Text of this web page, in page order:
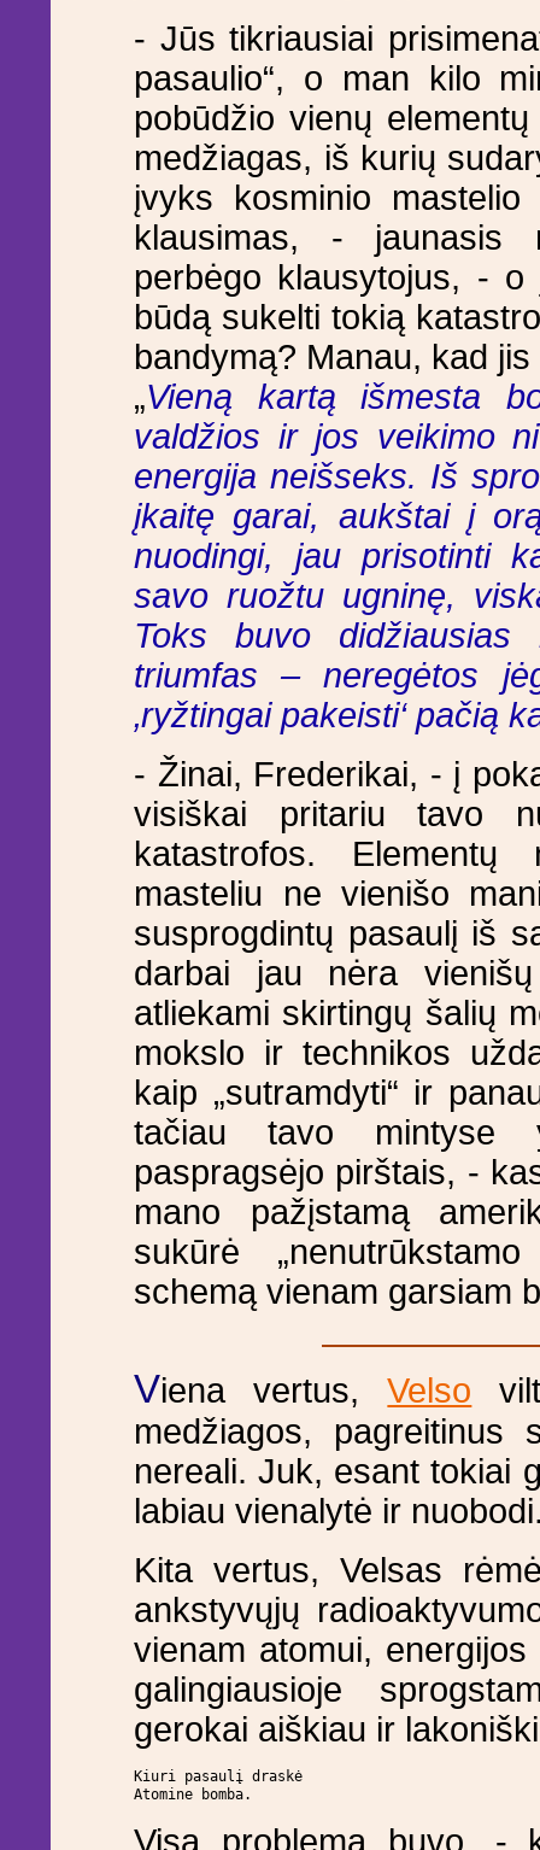
- Jūs tikriausiai
pasaulio“, o man kilo
pobūdžio vienų
medžiagas, iš kurių
įvyks kosminio
klausimas, - jaunasis
perbėgo klausytojus, -
būdą sukelti tokią
bandymą? Manau, kad
„Vieną kartą išmesta
valdžios ir jos veikimo
energija neišseks. Iš
įkaitę garai, aukštai į
nuodingi, jau prisotinti
savo ruožtu ugninę,
Toks buvo
triumfas – neregėtos
‚ryžtingai pakeisti‘ pačią
- Žinai, Frederikai, - į
visiškai pritariu tavo
katastrofos. Elementų
masteliu ne vienišo
susprogdintų pasaulį iš
darbai jau nėra
atliekami skirtingų šalių
mokslo ir technikos
kaip „sutramdyti“ ir
tačiau tavo mintyse
paspragsėjo pirštais, -
mano pažįstamą
sukūrė
schemą vienam garsiam
Viena vertus,Velso
medžiagos, pagreitinus
nereali. Juk, esant tokiai
labiau vienalytė ir
Kita vertus, Velsas
ankstyvųjų
vienam atomui,
galingiausioje
gerokai aiškiau ir
Kiuri pasaulį draskė
Atomine bomba.
Visa problema buvo, -